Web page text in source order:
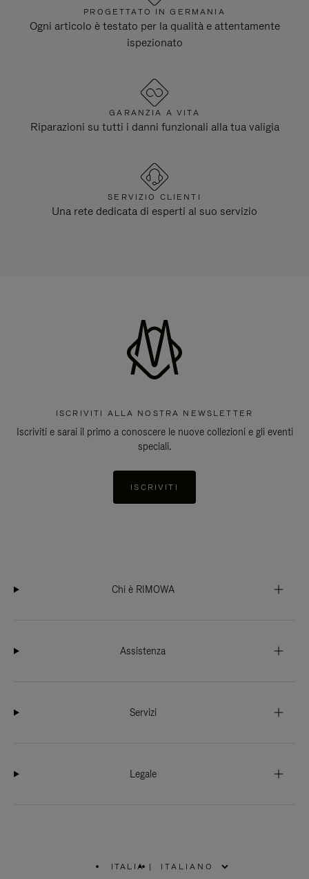
PROGETTATO IN GERMANIA
Ogni articolo è testato per la qualità e attentamente
ispezionato
GARANZIA A VITA
Riparazioni su tutti i danni funzionali alla tua valigia
SERVIZIO CLIENTI
Una rete dedicata di esperti al suo servizio
ISCRIVITI ALLA NOSTRA NEWSLETTER
Iscriviti e sarai il primo a conoscere le nuove collezioni e gli eventi
speciali.
ISCRIVITI
Chi è RIMOWA
Assistenza
Servizi
Legale
ITALIA |